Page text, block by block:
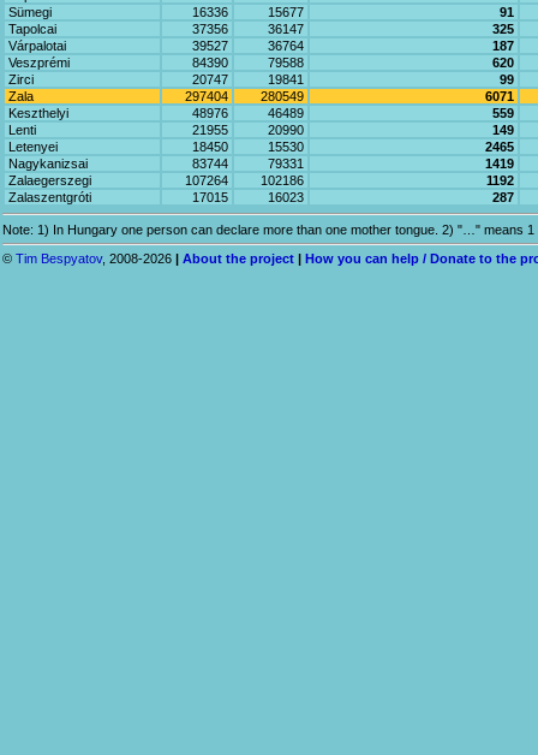
Sümegi
16336 15677
91
Tapolcai
37356 36147
325
Várpalotai
39527 36764
187
Veszprémi
84390 79588
620
Zirci
20747 19841
99
Zala
297404 280549
6071
Keszthelyi
48976 46489
559
Lenti
21955 20990
149
Letenyei
18450 15530
2465
Nagykanizsai
83744 79331
1419
Zalaegerszegi
107264 102186
1192
Zalaszentgróti
17015 16023 287
Note: 1) In Hungary one person can declare more than one mother tongue. 2) "…" means 1
© Tim Bespyatov, 2008-2026 About the project How you can help / Donate to the